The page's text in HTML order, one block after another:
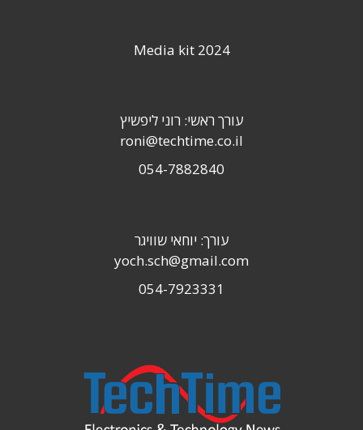
Media kit 2024
עורך ראשי: רוני ליפשיץ
roni@techtime.co.il
054-7882840
עורך: יוחאי שוויגר
yoch.sch@gmail.com
054-7923331